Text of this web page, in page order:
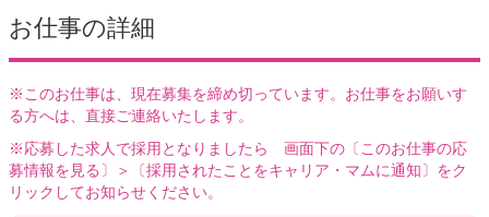
お仕事の詳細
※このお仕事は、現在募集を締め切っています。お仕事をお願いす
る方へは、直接ご連絡いたします。
※応募した求人で採用となりましたら 画面下の〔このお仕事の応
募情報を見る〕＞〔採用されたことをキャリア・マムに通知〕をク
リックしてお知らせください。